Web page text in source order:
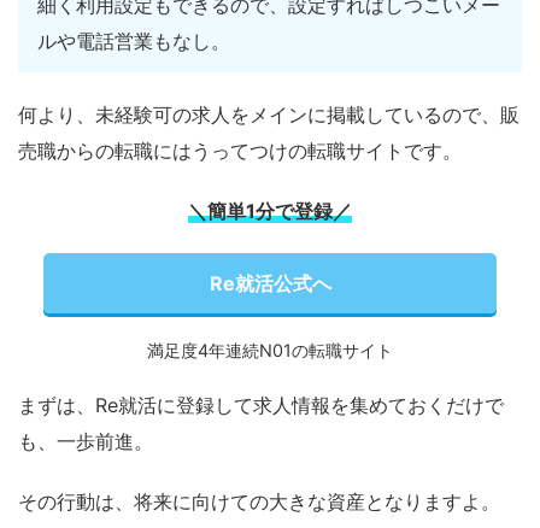
ルや電話営業もなし。
何より、未経験可の求人をメインに掲載しているので、販
売職からの転職にはうってつけの転職サイトです。
＼簡単1分で登録／
Re就活公式へ
満足度4年連続N01の転職サイト
まずは、Re就活に登録して求人情報を集めておくだけで
も、一歩前進。
その行動は、将来に向けての大きな資産となりますよ。